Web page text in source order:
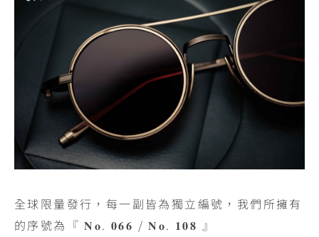
全球限量發行，每一副皆為獨立編號，我們所擁有
的序號為『 𝐍𝐨. 𝟎𝟔𝟔 / 𝐍𝐨. 𝟏𝟎𝟖 』